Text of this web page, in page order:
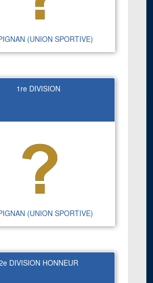
(UNION SPORTIVE)
1re DIVISION
(UNION SPORTIVE)
DIVISION HONNEUR